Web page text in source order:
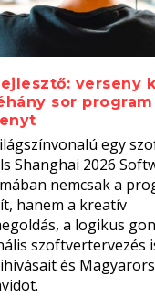
mire használják
az egyetemi
verseny
sor
– hogyan
verseny
sor
egy
Shanghai 2026
nemcsak a
hanem a kreatív
a logikus
szoftvertervezés
és